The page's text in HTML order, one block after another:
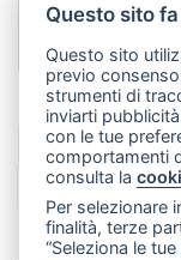
2 3 4
12
13 14
Questo sito
Questo sito
previo
strumenti di
inviarti
con le tue
comportamenti
consulta la
Per selezionare
finalità, terze
“Seleziona le